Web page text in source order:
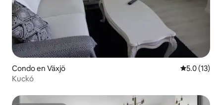
Condo en Växjö Calificación
5.0 (13)
Kuckó